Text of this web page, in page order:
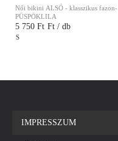
Női bikini ALSÓ - klasszikus fazon-
PÜSPÖKLILA
S
5 750 Ft Ft / db
IMPRESSZUM